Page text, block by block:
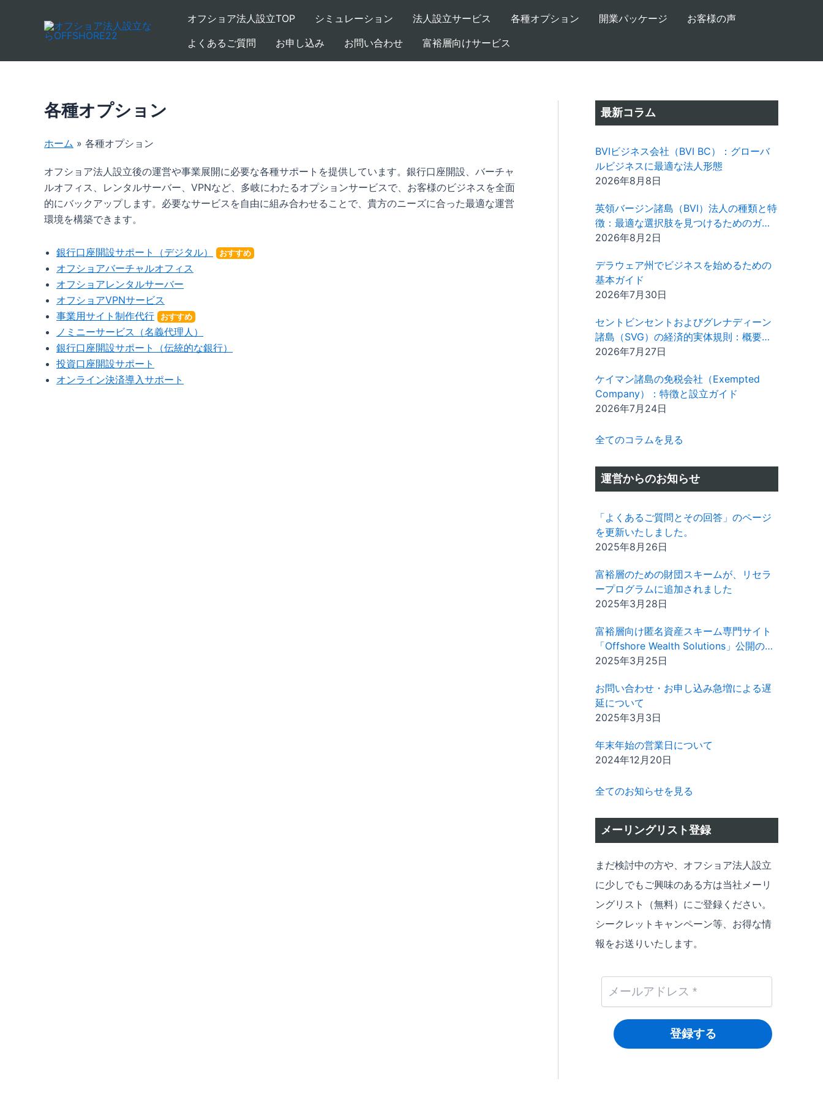
オフショア法人設立TOP シミュレーション 法人設立サービス 各種オプション 開業パッケージ
お客様の声
よくあるご質問
お申し込み お問い合わせ 富裕層向けサービス
各種オプション
ホーム » 各種オプション
オフショア法人設立後の運営や事業展開に必要な各種サポートを提供しています。銀行口座開設、バーチャ
ルオフィス、レンタルサーバー、VPNなど、多岐にわたるオプションサービスで、お客様のビジネスを全面
的にバックアップします。必要なサービスを自由に組み合わせることで、貴方のニーズに合った最適な運営
環境を構築できます。
銀行口座開設サポート（デジタル） おすすめ
オフショアバーチャルオフィス
オフショアレンタルサーバー
オフショアVPNサービス
事業用サイト制作代行
おすすめ
ノミニーサービス（名義代理人）
銀行口座開設サポート（伝統的な銀行）
投資口座開設サポート
オンライン決済導入サポート
最新コラム
BVIビジネス会社（BVI BC）：グローバ
ルビジネスに最適な法人形態
2026年8月8日
英領バージン諸島（BVI）法人の種類と特
徴：最適な選択肢を見つけるためのガイ
ド
2026年8月2日
デラウェア州でビジネスを始めるための
基本ガイド
2026年7月30日
セントビンセントおよびグレナディーン
諸島（SVG）の経済的実体規則：概要と
遵守ガイド
2026年7月27日
ケイマン諸島の免税会社（Exempted
Company）：特徴と設立ガイド
2026年7月24日
全てのコラムを見る
運営からのお知らせ
「よくあるご質問とその回答」のページ
を更新いたしました。
2025年8月26日
富裕層のための財団スキームが、リセラ
ープログラムに追加されました
2025年3月28日
富裕層向け匿名資産スキーム専門サイト
「Offshore Wealth Solutions」公開のお
知らせ
2025年3月25日
お問い合わせ・お申し込み急増による遅
延について
2025年3月3日
年末年始の営業日について
2024年12月20日
全てのお知らせを見る
メーリングリスト登録
まだ検討中の方や、オフショア法人設立
に少しでもご興味のある方は当社メーリ
ングリスト（無料）にご登録ください。
シークレットキャンペーン等、お得な情
報をお送りいたします。